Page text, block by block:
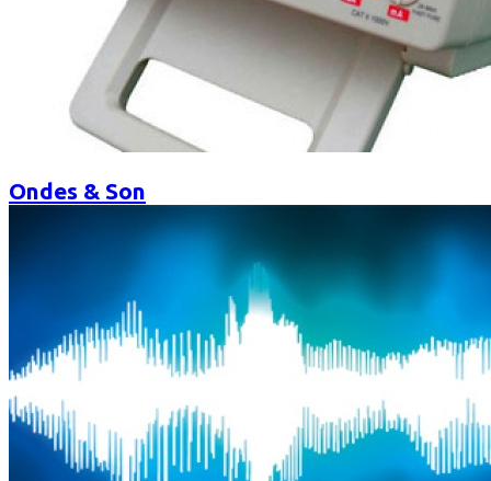
Ondes & Son